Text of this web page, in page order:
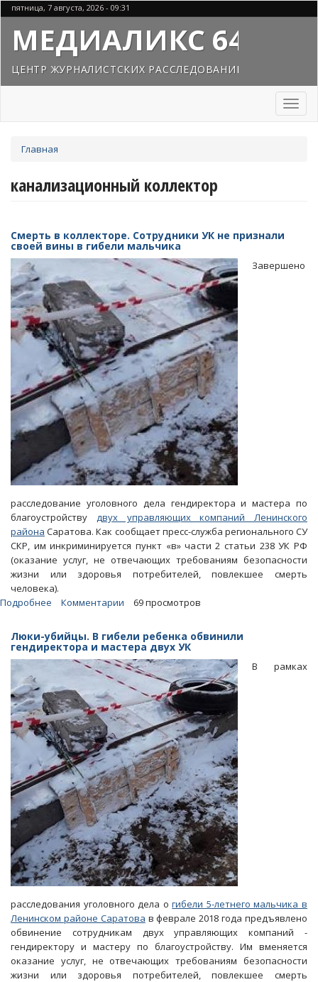
Перейти
к
основному
содержанию
пятница, 7 августа, 2026 - 09:31
МЕДИАЛИКС 64
ЦЕНТР ЖУРНАЛИСТСКИХ РАССЛЕДОВАНИЙ
Toggle
здесь
Главная
канализационный коллектор
Смерть в коллекторе. Сотрудники УК не признали
своей вины в гибели мальчика
Завершено
расследование уголовного дела гендиректора и мастера по
благоустройству двух управляющих компаний Ленинского
района Саратова. Как сообщает пресс-служба регионального СУ
СКР, им инкриминируется пункт «в» части 2 статьи 238 УК РФ
(оказание услуг, не отвечающих требованиям безопасности
жизни или здоровья потребителей, повлекшее смерть
человека).
Подробнее
в
коллекторе.
Сотрудники
не
признали
своей
вины
в
гибели
мальчика
Комментарии 69 просмотров
Люки-убийцы. В гибели ребенка обвинили
гендиректора и мастера двух УК
В рамках
расследования уголовного дела огибели 5-летнего мальчика в
Ленинском районе Саратова в феврале 2018 года предъявлено
обвинение сотрудникам двух управляющих компаний -
гендиректору и мастеру по благоустройству. Им вменяется
оказание услуг, не отвечающих требованиям безопасности
жизни или здоровья потребителей, повлекшее смерть